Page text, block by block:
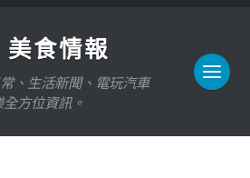
食情報
、生活新聞、電玩汽車
方位資訊。